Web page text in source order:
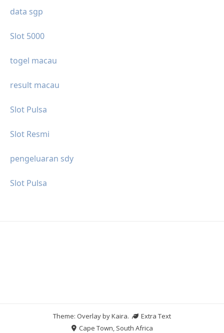
data sgp
Slot 5000
togel macau
result macau
Slot Pulsa
Slot Resmi
pengeluaran sdy
Slot Pulsa
Theme: Overlay byKaira.
Extra Text
Cape Town, South Africa